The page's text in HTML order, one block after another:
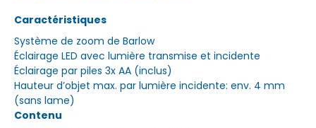
Caractéristiques
Système de zoom de Barlow
Éclairage LED avec lumière transmise et incidente
Éclairage par piles 3x AA (inclus)
Hauteur d’objet max. par lumière incidente: env. 4 mm
(sans lame)
Contenu